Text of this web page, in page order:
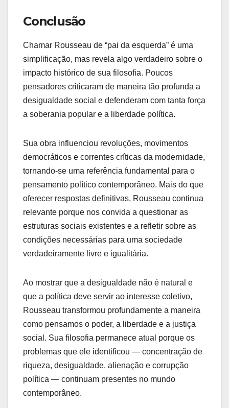
Conclusão
Chamar Rousseau de “pai da esquerda” é uma
simplificação, mas revela algo verdadeiro sobre o
impacto histórico de sua filosofia. Poucos
pensadores criticaram de maneira tão profunda a
desigualdade social e defenderam com tanta força
a soberania popular e a liberdade política.
Sua obra influenciou revoluções, movimentos
democráticos e correntes críticas da modernidade,
tornando-se uma referência fundamental para o
pensamento político contemporâneo. Mais do que
oferecer respostas definitivas, Rousseau continua
relevante porque nos convida a questionar as
estruturas sociais existentes e a refletir sobre as
condições necessárias para uma sociedade
verdadeiramente livre e igualitária.
Ao mostrar que a desigualdade não é natural e
que a política deve servir ao interesse coletivo,
Rousseau transformou profundamente a maneira
como pensamos o poder, a liberdade e a justiça
social. Sua filosofia permanece atual porque os
problemas que ele identificou — concentração de
riqueza, desigualdade, alienação e corrupção
política — continuam presentes no mundo
contemporâneo.